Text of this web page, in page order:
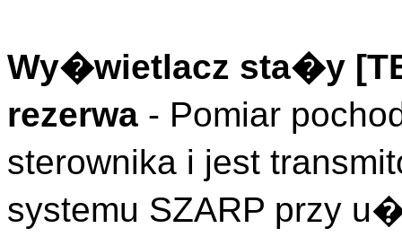
Wy�wietlacz sta�y
rezerwa - Pomiar
sterownika i jest
systemu SZARP przy